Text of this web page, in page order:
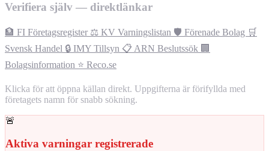
Verifiera själv — direktlänkar
🏦 FI Företagsregister ⚖️ KV Varningslistan 🛡️ Förenade Bolag 🛒
Svensk Handel 🔒 IMY Tillsyn 📋 ARN Beslutssök 🏢
Bolagsinformation ⭐ Reco.se
Klicka för att öppna källan direkt. Uppgifterna är förifyllda med
företagets namn för snabb sökning.
🚨
Aktiva varningar registrerade